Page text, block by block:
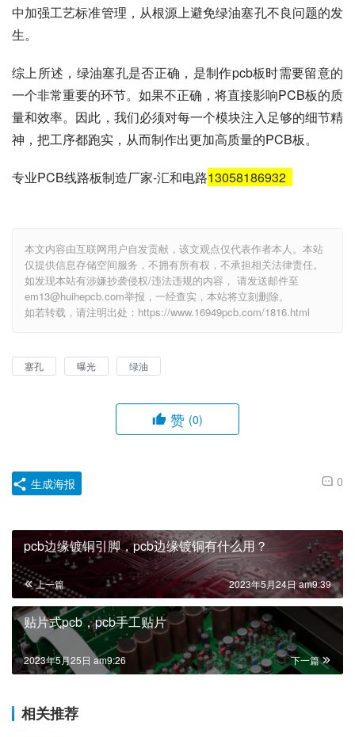
中加强工艺标准管理，从根源上避免绿油塞孔不良问题的发
生。
综上所述，绿油塞孔是否正确，是制作pcb板时需要留意的
一个非常重要的环节。如果不正确，将直接影响PCB板的质
量和效率。因此，我们必须对每一个模块注入足够的细节精
神，把工序都跑实，从而制作出更加高质量的PCB板。
专业PCB线路板制造厂家-汇和电路13058186932
本文内容由互联网用户自发贡献，该文观点仅代表作者本人。本站
仅提供信息存储空间服务，不拥有所有权，不承担相关法律责任。
如发现本站有涉嫌抄袭侵权/违法违规的内容， 请发送邮件至
em13@huihepcb.com举报，一经查实，本站将立刻删除。
如若转载，请注明出处：https://www.16949pcb.com/1816.html
塞孔 曝光 绿油
赞 (0)
0
生成海报
pcb边缘镀铜引脚，pcb边缘镀铜有什么用？
上一篇 2023年5月24日 am9:39
贴片式pcb，pcb手工贴片
下一篇
2023年5月25日 am9:26
相关推荐